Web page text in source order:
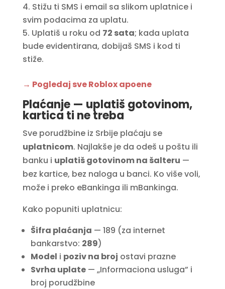
Stižu ti SMS i email sa slikom uplatnice i
svim podacima za uplatu.
Uplatiš u roku od 72 sata; kada uplata
bude evidentirana, dobijaš SMS i kod ti
stiže.
→ Pogledaj sve Roblox apoene
Plaćanje — uplatiš gotovinom,
kartica ti ne treba
Sve porudžbine iz Srbije plaćaju se
uplatnicom. Najlakše je da odeš u poštu ili
banku i uplatiš gotovinom na šalteru —
bez kartice, bez naloga u banci. Ko više voli,
može i preko eBankinga ili mBankinga.
Kako popuniti uplatnicu:
Šifra plaćanja — 189 (za internet
bankarstvo: 289)
Model i poziv na broj ostavi prazne
Svrha uplate— „Informaciona usluga” i
broj porudžbine